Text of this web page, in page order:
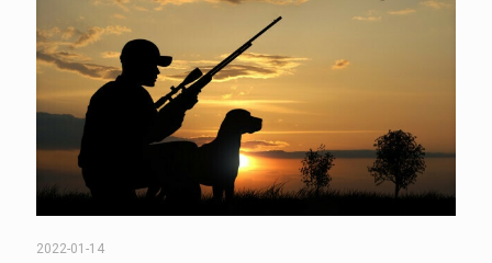
2022-01-14